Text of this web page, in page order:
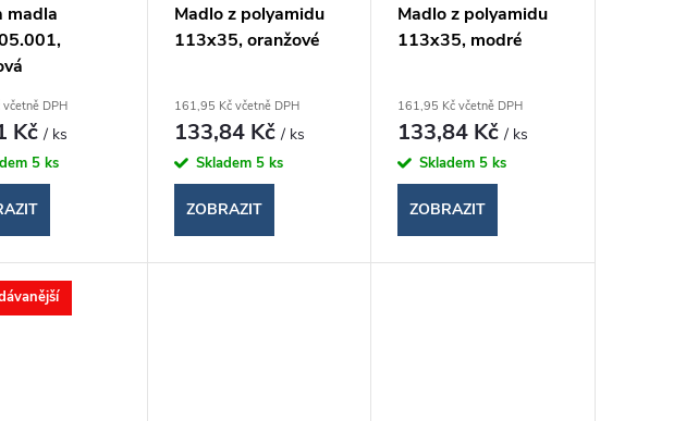
madla
DPH
Kč/ ks
5 ks
Madlo z polyamidu
113x35, oranžové
161,95 Kč včetně DPH
133,84 Kč/ ks
Skladem 5 ks
ZOBRAZIT
Madlo z polyamidu
113x35, modré
161,95 Kč včetně DPH
133,84 Kč/ ks
Skladem 5 ks
ZOBRAZIT